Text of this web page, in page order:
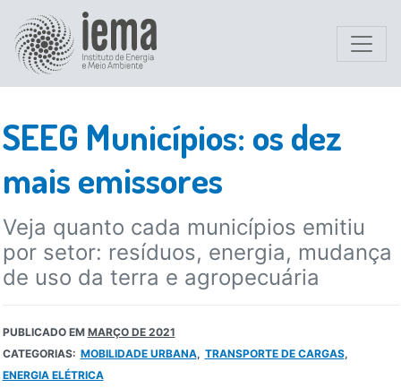
SEEG Municípios: os dez
mais emissores
Veja quanto cada municípios emitiu
por setor: resíduos, energia, mudança
de uso da terra e agropecuária
PUBLICADO EM MARÇO DE 2021
CATEGORIAS: MOBILIDADE URBANA
TRANSPORTE DE CARGAS
ENERGIA ELÉTRICA